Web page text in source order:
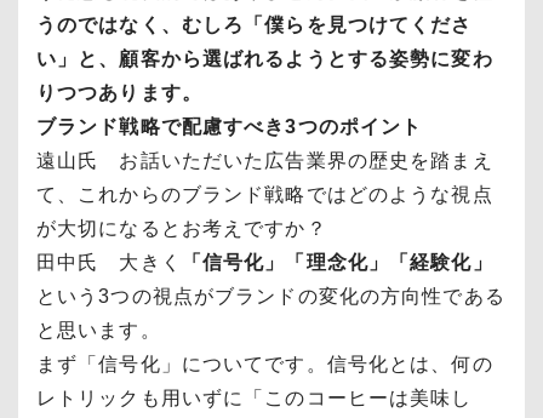
うのではなく、むしろ「僕らを見つけてくださ
い」と、顧客から選ばれるようとする姿勢に変わ
りつつあります。
ブランド戦略で配慮すべき3つのポイント
遠山氏 お話いただいた広告業界の歴史を踏まえ
て、これからのブランド戦略ではどのような視点
が大切になるとお考えですか？
田中氏 大きく
「信号化」「理念化」「経験化」
という3つの視点がブランドの変化の方向性である
と思います。
まず「信号化」についてです。信号化とは、何の
レトリックも用いずに「このコーヒーは美味し